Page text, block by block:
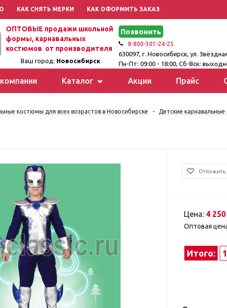
КАК СНЯТЬ МЕРКИ КАК ОФОРМИТЬ ЗАКАЗ
ОПТОВЫЕ продажи школьной
формы, карнавальных
костюмов от производителя
Ваш город: Новосибирск
Позвонить
8-800-301-24-25
630097, г. Новосибирск, ул.
Пн-Пт: 09:00 - 18:00, Сб-Вск:
Каталог Акции Прайс
костюмы для всех возрастов в Новосибирске - Детские
Отложить
Цена: 4
Оптовая
Итого: